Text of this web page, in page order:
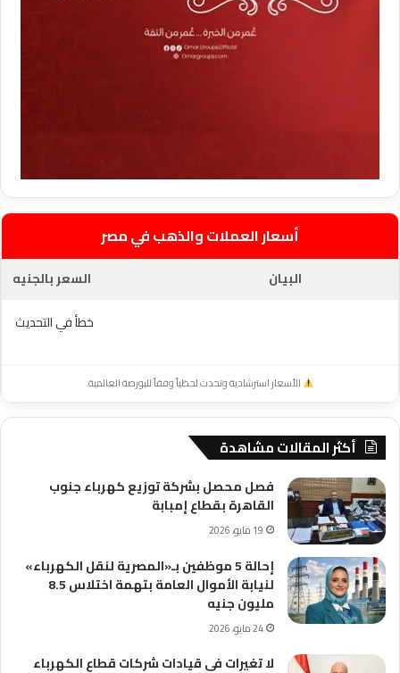
أسعار العملات والذهب في مصر
البيان
السعر بالجنيه
خطأ في التحديث
الأسعار استرشادية وتحدث لحظياً وفقاً للبورصة العالمية.
أكثر المقالات مشاهدة
فصل محصل بشركة توزيع كهرباء جنوب
القاهرة بقطاع إمبابة
19 مايو، 2026
إحالة 5 موظفين بـ«المصرية لنقل الكهرباء»
لنيابة الأموال العامة بتهمة اختلاس 8.5
مليون جنيه
24 مايو، 2026
لا تغيرات فى قيادات شركات قطاع الكهرباء